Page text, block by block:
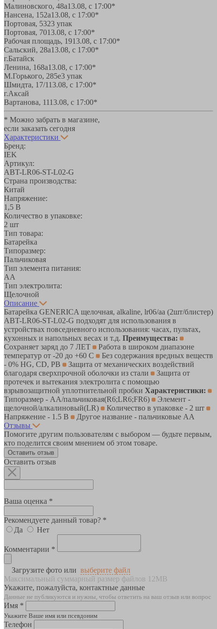
Малиновского, 48а13.08, с 17:00*
Нансена, 152а13.08, с 17:00*
Портовая, 5323 упак
Портовая, 7013.08, с 17:00*
Рабочая площадь, 1913.08, с 17:00*
Сальский, 28a13.08, с 17:00*
г.Батайск
Ленина, 168а13.08, с 17:00*
М.Горького, 285е3 упак
Шмидта, 17/113.08, с 17:00*
г.Аксай
Вартанова, 1113.08, с 17:00*
* Можно забрать в магазине,
если заказать сегодня
Характеристики
Бренд:
IEK
Артикул:
ABT-LR06-ST-L02-G
Страна производства:
Китай
Напряжение:
1,5 В
Количество в упаковке:
2 шт
Тип товара:
Батарейка
Типоразмер:
Пальчиковая
Тип элемента питания:
AA
Тип электролита:
Щелочной
Описание
Батарейка GENERICA щелочная, alkaline, lr06/aa (2шт/блистер)
ABT-LR06-ST-L02-G подходят для использования в
устройствах повседневного использования: часах, пультах,
кухонных и напольных весах и т.д. Преимущества:
Сохраняет заряд до 7 ЛЕТ
Работа в широком диапазоне
температур от -20 до +60 С
Без содержания вредных веществ
- 0% HG, CD, PB
Защита от механических воздействий
благодаря сверхпрочной оболочки из стали
Защита от
протечек и вытекания электролита с помощью
взрывозащитной уплотнительной пробки Характеристики:
Типоразмер - AA/пальчиковая(R6;LR6;FR6)
Элемент -
щелочной/алкалиновый(LR)
Количество в упаковке - 2 шт
Напряжение - 1.5 В
Другое название - пальчиковые AA
Отзывы
Помогите другим пользователям с выбором — будьте первым,
кто поделится своим мнением об этом товаре.
Оставить отзыв
Оставить отзыв
Ваша оценка *
Рекомендуете данный товар? *
Да
Нет
Комментарии *
Загрузите фото или выберите файл
Максимальный суммарный размер файлов 12MB
Укажите, пожалуйста, контактные данные
Данные не публикуются и нужны, чтобы ответить на ваш отзыв или вопрос
Имя *
Укажите Ваше имя или псевдоним
Телефон